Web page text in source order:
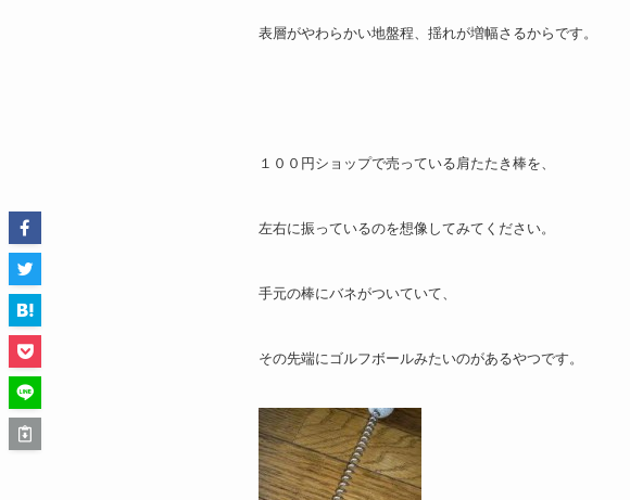
表層がやわらかい地盤程、揺れが増幅さるからです。
１００円ショップで売っている肩たたき棒を、
左右に振っているのを想像してみてください。
手元の棒にバネがついていて、
その先端にゴルフボールみたいのがあるやつです。